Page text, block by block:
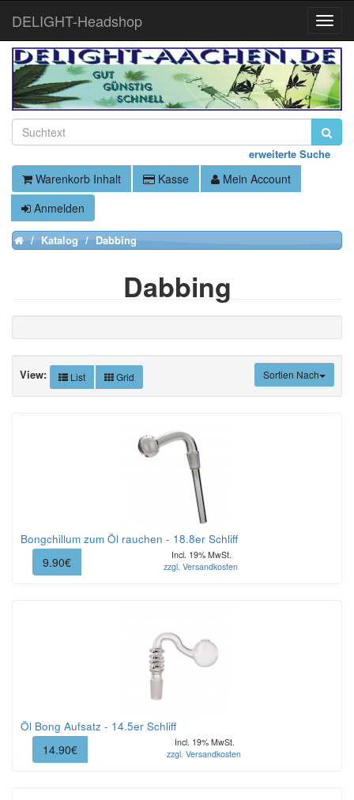
erweiterte Suche
Warenkorb Inhalt Kasse
Mein Account
Anmelden
HomeKatalog Dabbing
Dabbing
Sortien Nach
View: List Grid
Bongchillum zum Öl rauchen - 18.8er Schliff
9.90€
Incl. 19% MwSt.
zzgl. Versandkosten
Öl Bong Aufsatz - 14.5er Schliff
14.90€
Incl. 19% MwSt.
zzgl. Versandkosten
Toggle
DELIGHT-Headshop